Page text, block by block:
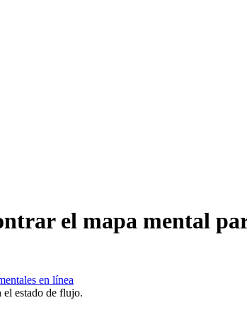
el mapa mental
en línea
el estado de flujo.